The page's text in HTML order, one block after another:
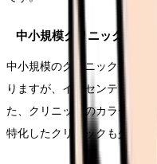
中小規模クリニックの給与
中小規模のクリニックでは、
りますが、インセンティブ制
た、クリニックのカラーや方
特化したクリニックも少なく